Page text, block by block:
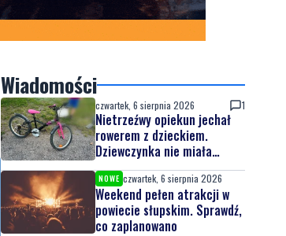
Wiadomości
czwartek, 6 sierpnia 2026 1
Nietrzeźwy opiekun jechał
rowerem z dzieckiem.
Dziewczynka nie miała
kasku
NOWE czwartek, 6 sierpnia 2026
Weekend pełen atrakcji w
powiecie słupskim. Sprawdź,
co zaplanowano